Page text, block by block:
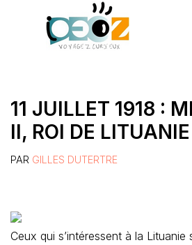
11 JUILLET 1918 :
II, ROI DE LITUANIE
PAR GILLES DUTERTRE
Ceux qui s’intéressent à la Lituanie